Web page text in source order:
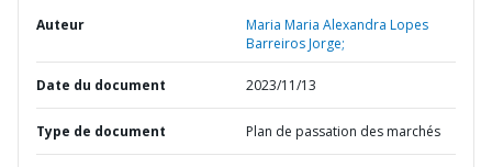
Auteur
Maria Maria Alexandra Lopes
Barreiros Jorge;
Date du document 2023/11/13
Type de document Plan de passation des marchés